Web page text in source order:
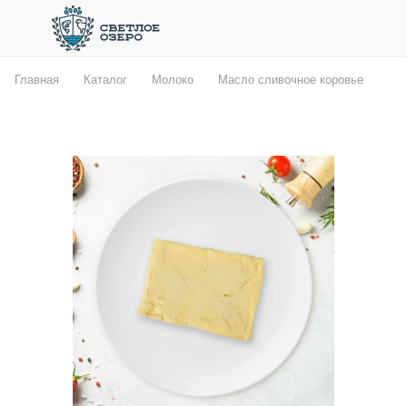
Главная Каталог Молоко Масло сливочное коровье